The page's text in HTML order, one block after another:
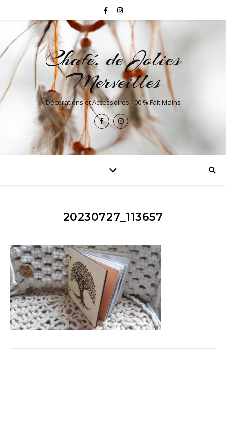
Chafé, de Jolies
Merveilles
Décorations et Accessoires 100 % Fait Mains
20230727_113657